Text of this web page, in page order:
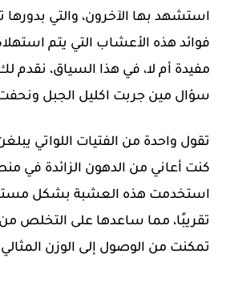
استشهد بها الآخرون، والتي
فوائد هذه الأعشاب التي يتم
مفيدة أم لا، في هذا السياق، نقدم
سؤال مين جربت اكليل الجبل ونحفت
كنت أعاني من الدهون الزائدة في
استخدمت هذه العشبة بشكل
تقريبًا، مما ساعدها على التخلص
تمكنت من الوصول إلى الوزن